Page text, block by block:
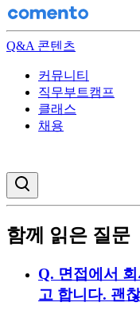
Q&A 콘텐츠
커뮤니티
직무부트캠프
클래스
채용
함께 읽은 질문
Q. 면접에서
고 합니다. 괜